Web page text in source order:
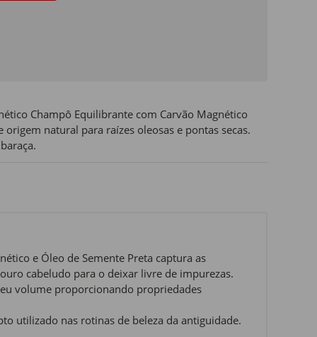
Champô Equilibrante com Carvão Magnético
origem natural para raízes oleosas e pontas secas.
e Óleo de Semente Preta captura as
cabeludo para o deixar livre de impurezas.
volume proporcionando propriedades
utilizado nas rotinas de beleza da antiguidade.